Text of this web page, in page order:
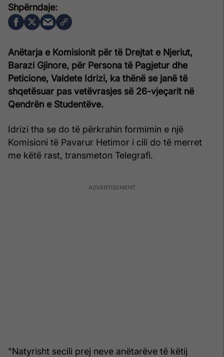
Anëtarja e Komisionit për të Drejtat e Njeriut,
Barazi Gjinore, për Persona të Pagjetur dhe
Peticione, Valdete Idrizi, ka thënë se janë të
shqetësuar pas vetëvrasjes së 26-vjeçarit në
Qendrën e Studentëve.
Idrizi tha se do të përkrahin formimin e një
Komisioni të Pavarur Hetimor i cili do të merret
me këtë rast, transmeton Telegrafi.
"Natyrisht secili prej neve anëtarëve të këtij